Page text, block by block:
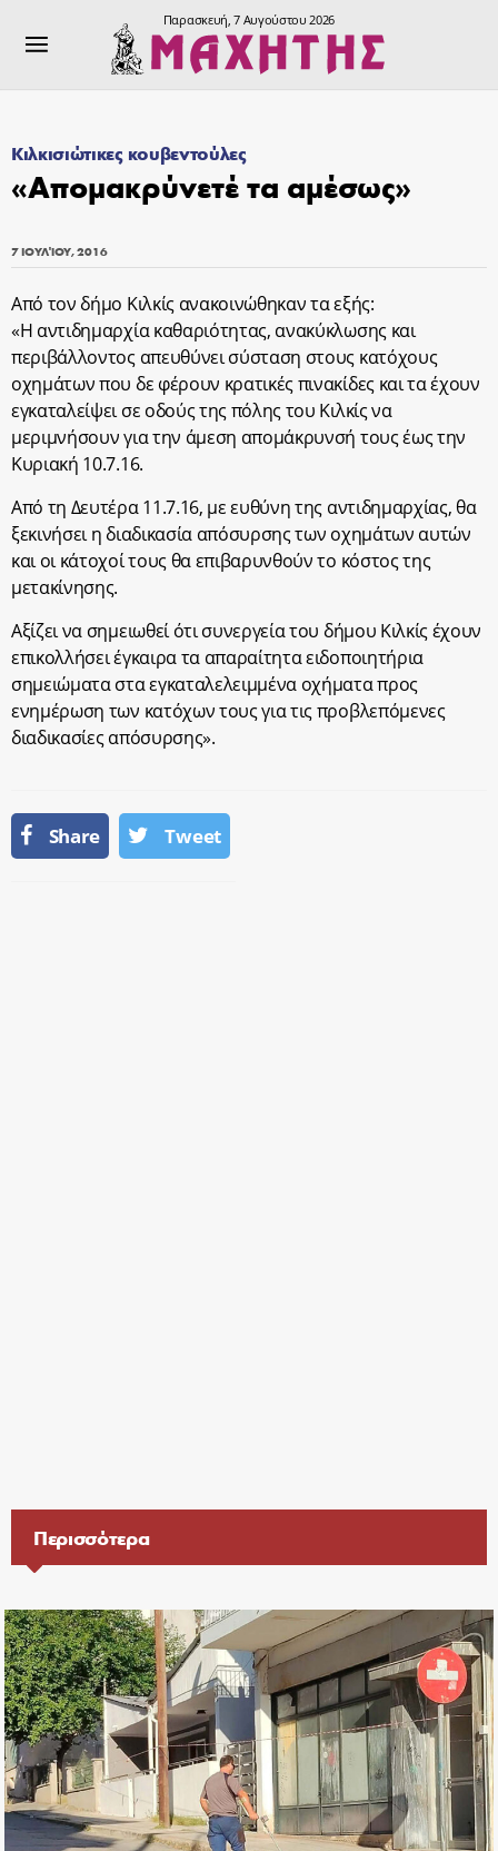
Παρασκευή, 7 Αυγούστου 2026
Κιλκισιώτικες κουβεντούλες
«Απομακρύνετέ τα αμέσως»
7 ΙΟΥΛΊΟΥ, 2016
Από τον δήμο Κιλκίς ανακοινώθηκαν τα εξής:
«H αντιδημαρχία καθαριότητας, ανακύκλωσης και
περιβάλλοντος απευθύνει σύσταση στους κατόχους
οχημάτων που δε φέρουν κρατικές πινακίδες και τα έχουν
εγκαταλείψει σε οδούς της πόλης του Κιλκίς να
μεριμνήσουν για την άμεση απομάκρυνσή τους έως την
Κυριακή 10.7.16.
Από τη Δευτέρα 11.7.16, με ευθύνη της αντιδημαρχίας, θα
ξεκινήσει η διαδικασία απόσυρσης των οχημάτων αυτών
και οι κάτοχοί τους θα επιβαρυνθούν το κόστος της
μετακίνησης.
Αξίζει να σημειωθεί ότι συνεργεία του δήμου Κιλκίς έχουν
επικολλήσει έγκαιρα τα απαραίτητα ειδοποιητήρια
σημειώματα στα εγκαταλελειμμένα οχήματα προς
ενημέρωση των κατόχων τους για τις προβλεπόμενες
διαδικασίες απόσυρσης».
Share Tweet
Περισσότερα